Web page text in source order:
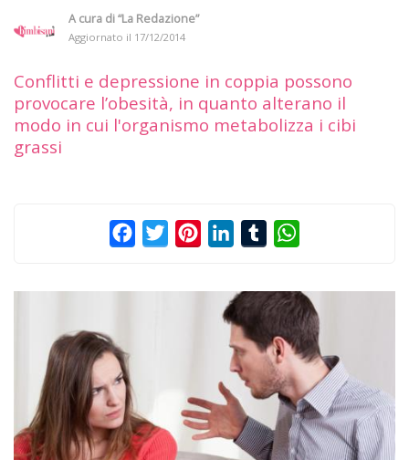
A cura di“La Redazione”
Aggiornato il 17/12/2014
Conflitti e depressione in coppia possono
provocare l’obesità, in quanto alterano il
modo in cui l'organismo metabolizza i cibi
grassi
FacebookTwitterPinterestLinkedInTumblr